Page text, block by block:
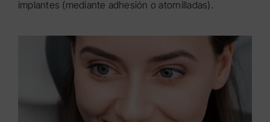
implantes (mediante adhesión o atornilladas).